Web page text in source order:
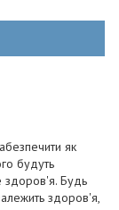
як
будуть
здоров'я. Будь
здоров'я,